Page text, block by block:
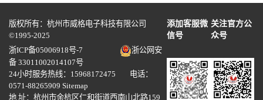
blank
版权所有：杭州市威格电子科技有限公司
©1995-2025
添加客服微
信号
关注官方公
众号
浙ICP备05006918号-7
浙公网安
备 33011002014107号
24小时服务热线：15968172475 电话：
0571-88265909 Sitemap
地 址：杭州市余杭区仁和街道西南山北路159